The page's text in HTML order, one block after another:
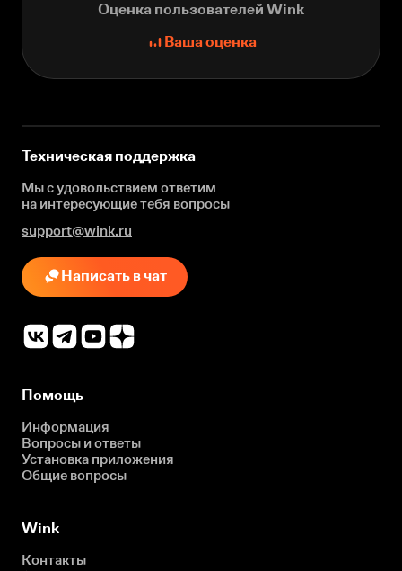
Оценка пользователей Wink
Ваша оценка
Техническая поддержка
Мы с удовольствием ответим
на интересующиетебя вопросы
support@wink.ru
Написать в чат
Помощь
Информация
Вопросы и ответы
Установка приложения
Общие вопросы
Wink
Контакты